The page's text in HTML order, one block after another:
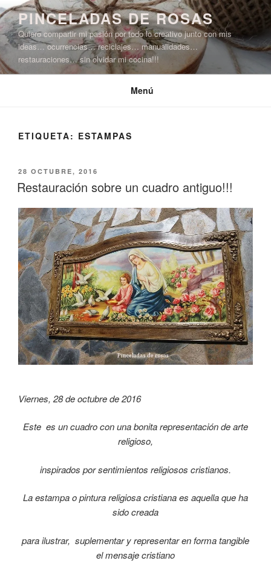
Saltar
al
contenido
PINCELADAS DE ROSAS
Quiero compartir mi pasión por todo lo creativo junto con mis
ideas… ocurrencias… reciclajes… manualidades…
restauraciones… sin olvidar mi cocina!!!
Menú
ETIQUETA: ESTAMPAS
PUBLICADO
EL
28 OCTUBRE, 2016
Restauración sobre un cuadro antiguo!!!
Viernes, 28 de octubre de 2016
Este es un cuadro con una bonita representación de arte
religioso,
inspirados por sentimientos religiosos cristianos.
La estampa o pintura religiosa cristiana es aquella que ha
sido creada
para ilustrar, suplementar y representar en forma tangible
el mensaje cristiano